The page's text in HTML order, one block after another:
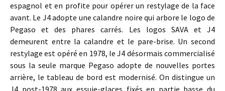
espagnol et en profite pour opérer un restylage de la face
avant. Le J4 adopte une calandre noire qui arbore le logo de
Pegaso et des phares carrés. Les logos SAVA et J4
demeurent entre la calandre et le pare-brise. Un second
restylage est opéré en 1978, le J4 désormais commercialisé
sous la seule marque Pegaso adopte de nouvelles portes
arrière, le tableau de bord est modernisé. On distingue un